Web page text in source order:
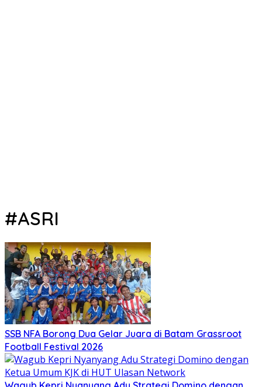
#ASRI
SSB NFA Borong Dua Gelar Juara di Batam Grassroot
Football Festival 2026